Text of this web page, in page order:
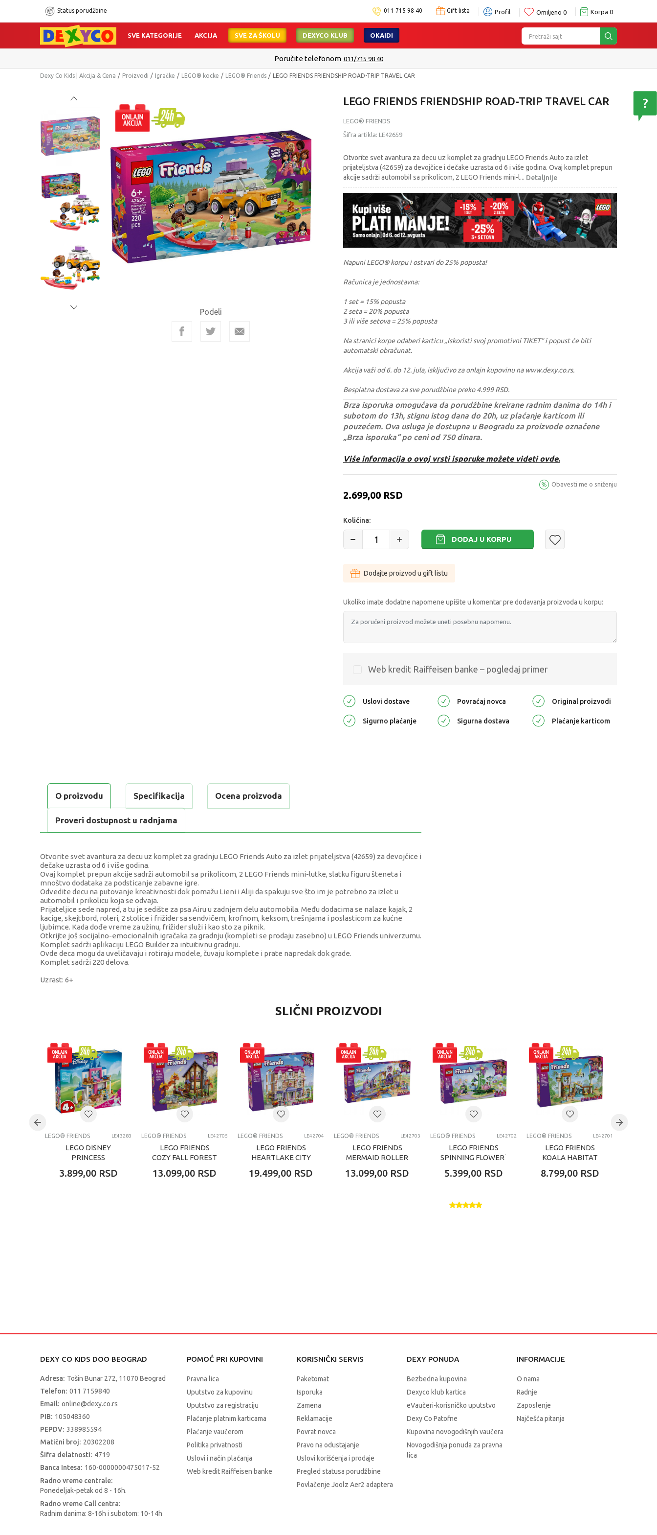
Status porudžbine 011 715 98 40 Gift lista Profil Omiljeno 0 Korpa 0
Pretraži sajt
SVE KATEGORIJE AKCIJA SVE ZA ŠKOLU DEXYCO KLUB OKAIDI
Poručite telefonom 011/715 98 40
Dexy Co Kids | Akcija & Cena Proizvodi Igračke LEGO® kocke LEGO® Friends LEGO FRIENDS FRIENDSHIP ROAD-TRIP TRAVEL CAR
Podeli
LEGO FRIENDS FRIENDSHIP ROAD-TRIP TRAVEL CAR
LEGO® FRIENDS
Šifra artikla: LE42659
Otvorite svet avantura za decu uz komplet za gradnju LEGO Friends Auto za izlet
prijateljstva (42659) za devojčice i dečake uzrasta od 6 i više godina. Ovaj komplet prepun
akcije sadrži automobil sa prikolicom, 2 LEGO Friends mini-l... Detaljnije
Napuni LEGO® korpu i ostvari do 25% popusta!
Računica je jednostavna:
1 set = 15% popusta
2 seta = 20% popusta
3 ili više setova = 25% popusta
Na stranici korpe odaberi karticu „Iskoristi svoj promotivni TIKET“ i popust će biti
automatski obračunat.
Akcija važi od 6. do 12. jula, isključivo za onlajn kupovinu na www.dexy.co.rs.
Besplatna dostava za sve porudžbine preko 4.999 RSD.
Brza isporuka omogućava da porudžbine kreirane radnim danima do 14h i
subotom do 13h, stignu istog dana do 20h, uz plaćanje karticom ili
pouzećem. Ova usluga je dostupna u Beogradu za proizvode označene
„Brza isporuka“ po ceni od 750 dinara.
Više informacija o ovoj vrsti isporuke možete videti ovde.
2.699,00 RSD
Obavesti me o sniženju
Količina:
DODAJ U KORPU
Dodajte proizvod u gift listu
Ukoliko imate dodatne napomene upišite u komentar pre dodavanja proizvoda u korpu:
Web kredit Raiffeisen banke – pogledaj primer
Uslovi dostave Povraćaj novca Original proizvodi
Sigurno plaćanje Sigurna dostava Plaćanje karticom
O proizvodu Specifikacija Ocena proizvoda
Proveri dostupnost u radnjama
Otvorite svet avantura za decu uz komplet za gradnju LEGO Friends Auto za izlet prijateljstva (42659) za devojčice i
dečake uzrasta od 6 i više godina.
Ovaj komplet prepun akcije sadrži automobil sa prikolicom, 2 LEGO Friends mini-lutke, slatku figuru šteneta i
mnoštvo dodataka za podsticanje zabavne igre.
Odvedite decu na putovanje kreativnosti dok pomažu Lieni i Aliji da spakuju sve što im je potrebno za izlet u
automobil i prikolicu koja se odvaja.
Prijateljice sede napred, a tu je sedište za psa Airu u zadnjem delu automobila. Među dodacima se nalaze kajak, 2
kacige, skejtbord, roleri, 2 stolice i frižider sa sendvičem, krofnom, keksom, trešnjama i poslasticom za kućne
ljubimce. Kada dođe vreme za užinu, frižider služi i kao sto za piknik.
Otkrijte još socijalno-emocionalnih igračaka za gradnju (kompleti se prodaju zasebno) u LEGO Friends univerzumu.
Komplet sadrži aplikaciju LEGO Builder za intuitivnu gradnju.
Ovde deca mogu da uveličavaju i rotiraju modele, čuvaju komplete i prate napredak dok grade.
Komplet sadrži 220 delova.
Uzrast: 6+
LEGO® Friends
Pol devojčice
Uzrast 4-6 godina
Kategorija LEGO FRIENDS
SLIČNI PROIZVODI
LEGO® FRIENDS LE43283
LEGO DISNEY
PRINCESS
ANIMAL FRIENDS
3.899,00 RSD
LEGO® FRIENDS LE42705
LEGO FRIENDS
COZY FALL FOREST
13.099,00 RSD
LEGO® FRIENDS LE42704
LEGO FRIENDS
HEARTLAKE CITY
19.499,00 RSD
LEGO® FRIENDS LE42703
LEGO FRIENDS
MERMAID ROLLER
13.099,00 RSD
LEGO® FRIENDS LE42702
LEGO FRIENDS
SPINNING FLOWER˙
5.399,00 RSD
LEGO® FRIENDS LE42701
LEGO FRIENDS
KOALA HABITAT
8.799,00 RSD
DEXY CO KIDS DOO BEOGRAD
Adresa: Tošin Bunar 272, 11070 Beograd
Telefon: 011 7159840
Email: online@dexy.co.rs
PIB: 105048360
PEPDV: 338985594
Matični broj: 20302208
Šifra delatnosti: 4719
Banca Intesa: 160-0000000475017-52
Radno vreme centrale:
Ponedeljak-petak od 8 - 16h.
Radno vreme Call centra:
Radnim danima: 8-16h i subotom: 10-14h
POMOĆ PRI KUPOVINI
Pravna lica
Uputstvo za kupovinu
Uputstvo za registraciju
Plaćanje platnim karticama
Plaćanje vaučerom
Politika privatnosti
Uslovi i način plaćanja
Web kredit Raiffeisen banke
KORISNIČKI SERVIS
Paketomat
Isporuka
Zamena
Reklamacije
Povrat novca
Pravo na odustajanje
Uslovi korišćenja i prodaje
Pregled statusa porudžbine
Povlačenje Joolz Aer2 adaptera
DEXY PONUDA
Bezbedna kupovina
Dexyco klub kartica
eVaučeri-korisničko uputstvo
Dexy Co Patofne
Kupovina novogodišnjih vaučera
Novogodišnja ponuda za pravna
lica
INFORMACIJE
O nama
Radnje
Zaposlenje
Najčešća pitanja